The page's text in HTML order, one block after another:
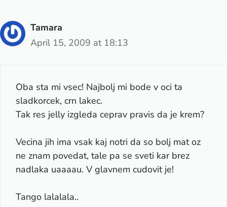
Tamara
April 15, 2009 at 18:13
Oba sta mi vsec! Najbolj mi bode v oci ta
sladkorcek, crn lakec.
Tak res jelly izgleda ceprav pravis da je krem?
Vecina jih ima vsak kaj notri da so bolj mat oz
ne znam povedat, tale pa se sveti kar brez
nadlaka uaaaau. V glavnem cudovit je!
Tango lalalala..